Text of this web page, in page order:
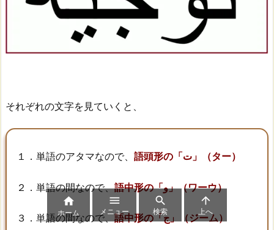
それぞれの文字を見ていくと、
１．単語のアタマなので、 語頭形の「ت」（ター）
２．単語の間なので、 語中形の「و」（ワーウ）
３．単語の間なので、 語中形の「ج」（ジーム）

ホーム

メニュー

検索

上へ